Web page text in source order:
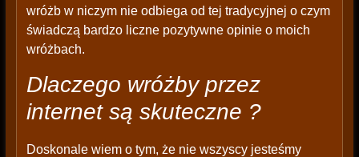
wróżb w niczym nie odbiega od tej tradycyjnej o czym
świadczą bardzo liczne pozytywne opinie o moich
wróżbach.
Dlaczego wróżby przez
internet są skuteczne ?
Doskonale wiem o tym, że nie wszyscy jesteśmy